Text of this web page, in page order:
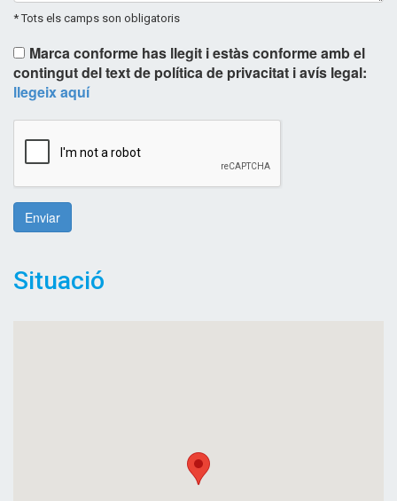
* Tots els camps son obligatoris
Marca conforme has llegit i estàs conforme amb el
contingut del text de política de privacitat i avís legal:
llegeix aquí
Enviar
Situació